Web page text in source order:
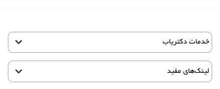
خدمات دکتریاب
لینک‌های مفید